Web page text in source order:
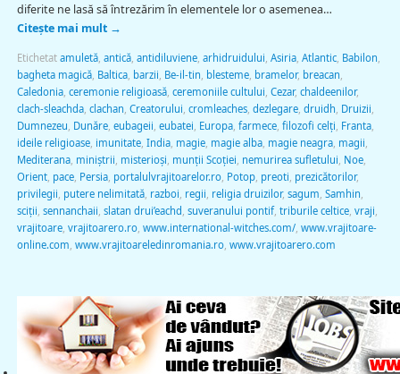
diferite ne lasă să întrezărim în elementele lor o asemenea…
Citește mai mult →
Etichetat amuletă, antică, antidiluviene, arhidruidului Asiria, Atlantic, Babilon
bagheta magică, Baltica, barzii Be-il-tin blesteme, bramelor, breacan
Caledonia, ceremonie religioasă, ceremoniile cultului Cezar, chaldeenilor,
clach-sleachda, clachan Creatorului cromleaches, dezlegare, druidh Druizii
Dumnezeu Dunăre, eubageii eubatei Europa, farmece, filozofi celţi Franta,
ideile religioase, imunitate, India, magie, magie alba, magie neagra, magii
Mediterana, miniştrii misterioşi munţii Scoţiei nemurirea sufletului Noe,
Orient, pace, Persia, portalulvrajitoarelor.ro, Potop, preoti prezicătorilor,
privilegii putere nelimitată, razboi regii religia druizilor, sagum Samhin
sciţii sennanchaii slatan drui’eachd suveranului pontif, triburile celtice, vraji
vrajitoare, vrajitoarero.ro, www.international-witches.com/, www.vrajitoare-
online.com www.vrajitoareledinromania.ro, www.vrajitoarero.com